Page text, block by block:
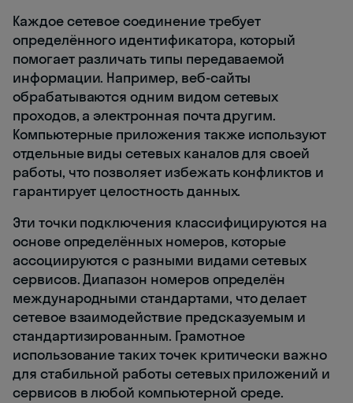
Каждое сетевое соединение требует
определённого идентификатора, который
помогает различать типы передаваемой
информации. Например, веб-сайты
обрабатываются одним видом сетевых
проходов, а электронная почта другим.
Компьютерные приложения также используют
отдельные виды сетевых каналов для своей
работы, что позволяет избежать конфликтов и
гарантирует целостность данных.
Эти точки подключения классифицируются на
основе определённых номеров, которые
ассоциируются с разными видами сетевых
сервисов. Диапазон номеров определён
международными стандартами, что делает
сетевое взаимодействие предсказуемым и
стандартизированным. Грамотное
использование таких точек критически важно
для стабильной работы сетевых приложений и
сервисов в любой компьютерной среде.